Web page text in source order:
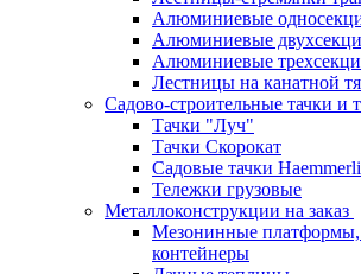
Алюминиевые
Алюминиевые
Алюминиевые
Лестницы на канатной
Садово-строительные тачки и
Тачки "Луч"
Тачки Скорокат
Садовые тачки
Тележки грузовые
Металлоконструкции на заказ
Мезонинные платформы,
контейнеры